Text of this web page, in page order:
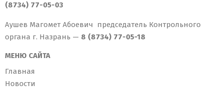
(8734) 77-05-03
Аушев Магомет Абоевич председатель Контрольного
органа г. Назрань — 8 (8734) 77-05-18
МЕНЮ САЙТА
Главная
Новости